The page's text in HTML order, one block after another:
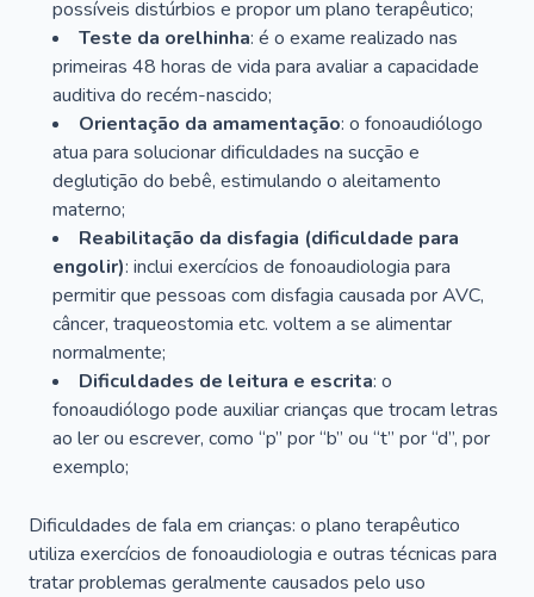
possíveis distúrbios e propor um plano terapêutico;
Teste da orelhinha: é o exame realizado nas
primeiras 48 horas de vida para avaliar a capacidade
auditiva do recém-nascido;
Orientação da amamentação: o fonoaudiólogo
atua para solucionar dificuldades na sucção e
deglutição do bebê, estimulando o aleitamento
materno;
Reabilitação da disfagia (dificuldade para
engolir): inclui exercícios de fonoaudiologia para
permitir que pessoas com disfagia causada por AVC,
câncer, traqueostomia etc. voltem a se alimentar
normalmente;
Dificuldades de leitura e escrita: o
fonoaudiólogo pode auxiliar crianças que trocam letras
ao ler ou escrever, como “p” por “b” ou “t” por “d”, por
exemplo;
Dificuldades de fala em crianças: o plano terapêutico
utiliza exercícios de fonoaudiologia e outras técnicas para
tratar problemas geralmente causados pelo uso